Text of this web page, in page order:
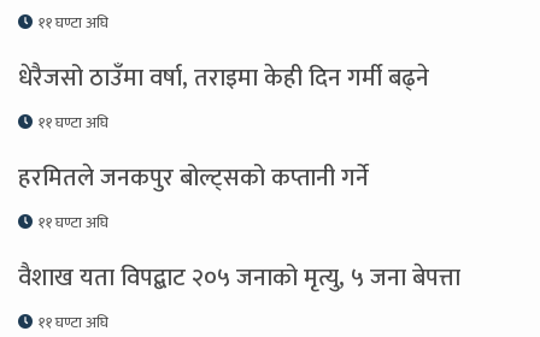
११ घण्टा अघि
धेरैजसो ठाउँमा वर्षा, तराइमा केही दिन गर्मी बढ्ने
११ घण्टा अघि
हरमितले जनकपुर बोल्ट्सको कप्तानी गर्ने
११ घण्टा अघि
वैशाख यता विपद्बाट २०५ जनाको मृत्यु, ५ जना बेपत्ता
११ घण्टा अघि